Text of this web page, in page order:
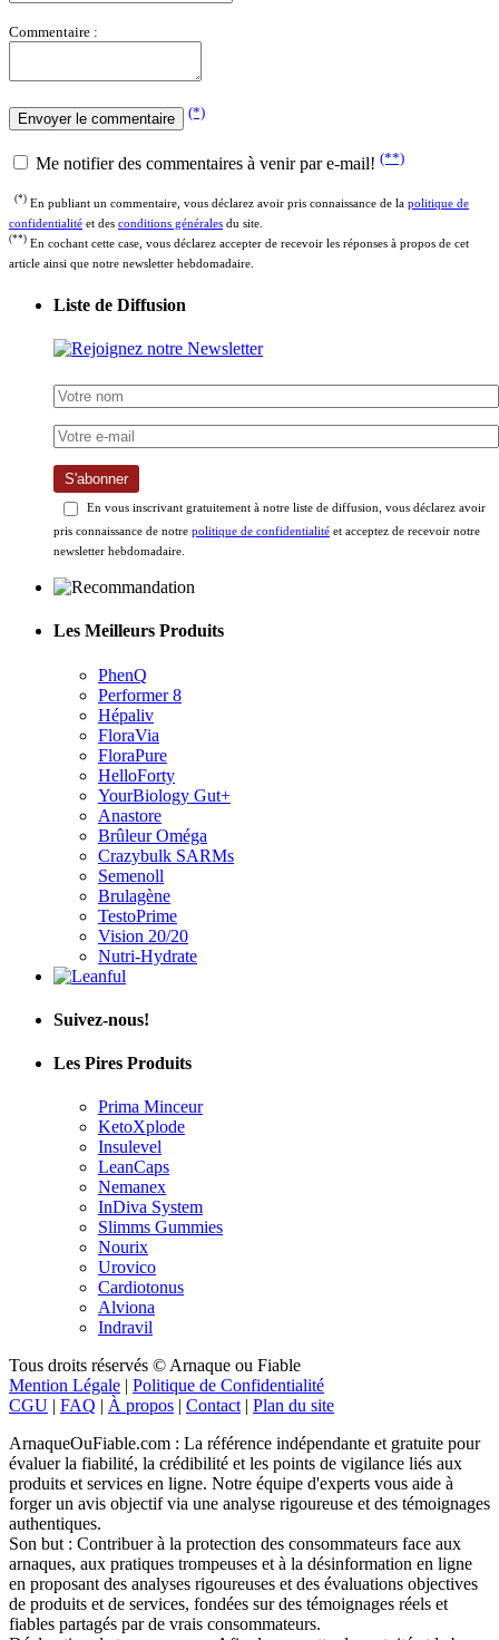
Commentaire :
(*)
Me notifier des commentaires à venir par e-mail! (**)
(*) En publiant un commentaire, vous déclarez avoir pris connaissance de la politique de
confidentialité et des conditions générales du site.
(**) En cochant cette case, vous déclarez accepter de recevoir les réponses à propos de cet
article ainsi que notre newsletter hebdomadaire.
Liste de Diffusion
S'abonner
En vous inscrivant gratuitement à notre liste de diffusion, vous déclarez avoir
pris connaissance de notre politique de confidentialité et acceptez de recevoir notre
newsletter hebdomadaire.
Les Meilleurs Produits
PhenQ
Performer 8
Hépaliv
FloraVia
FloraPure
HelloForty
YourBiology Gut+
Anastore
Brûleur Oméga
Crazybulk SARMs
Semenoll
Brulagène
TestoPrime
Vision 20/20
Nutri-Hydrate
Suivez-nous!
Les Pires Produits
Prima Minceur
KetoXplode
Insulevel
LeanCaps
Nemanex
InDiva System
Slimms Gummies
Nourix
Urovico
Cardiotonus
Alviona
Indravil
Tous droits réservés © Arnaque ou Fiable
Mention Légale
Politique de Confidentialité
CGU
FAQ À propos Contact| Plan du site
ArnaqueOuFiable.com : La référence indépendante et gratuite pour
évaluer la fiabilité, la crédibilité et les points de vigilance liés aux
produits et services en ligne. Notre équipe d'experts vous aide à
forger un avis objectif via une analyse rigoureuse et des témoignages
authentiques.
Son but : Contribuer à la protection des consommateurs face aux
arnaques, aux pratiques trompeuses et à la désinformation en ligne
en proposant des analyses rigoureuses et des évaluations objectives
de produits et de services, fondées sur des témoignages réels et
fiables partagés par de vrais consommateurs.